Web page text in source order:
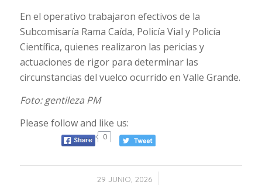
En el operativo trabajaron efectivos de la
Subcomisaría Rama Caída, Policía Vial y Policía
Científica, quienes realizaron las pericias y
actuaciones de rigor para determinar las
circunstancias del vuelco ocurrido en Valle Grande.
Foto: gentileza PM
Please follow and like us:
0
29 JUNIO, 2026
/